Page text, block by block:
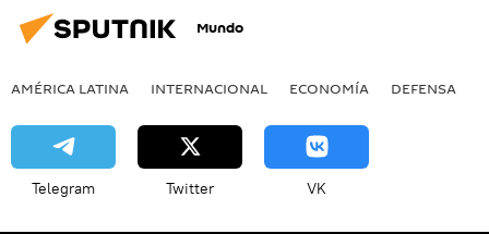
Mundo
AMÉRICA LATINA INTERNACIONAL ECONOMÍA DEFENSA
Telegram Twitter VK